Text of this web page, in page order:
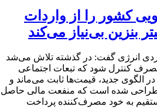
کشور را از واردات
انرژی گفت: در گذشته تلاش می‌شد
کنترل شود که تبعات اجتماعی
الگوی جدید، قیمت‌ها ثابت می‌ماند و
طراحی شده است که منفعت مالی حاصل
به خود مصرف‌کننده پرداخت